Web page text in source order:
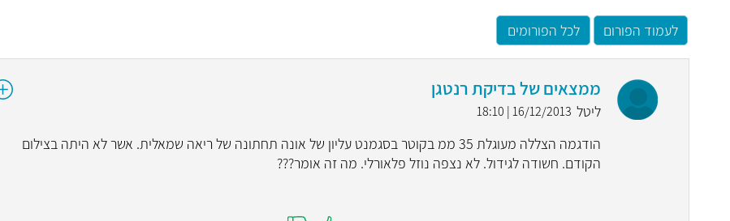
לעמוד הפורום לכל הפורומים
ממצאים של בדיקת רנטגן
ליטל 16/12/2013 | 18:10
הודגמה הצללה מעוגלת 35 ממ בקוטר בסגמנט עליון של אונה תחתונה של ריאה שמאלית. אשר לא היתה בצילום
הקודם. חשודה לגידול. לא נצפה נוזל פלאורלי. מה זה אומר???